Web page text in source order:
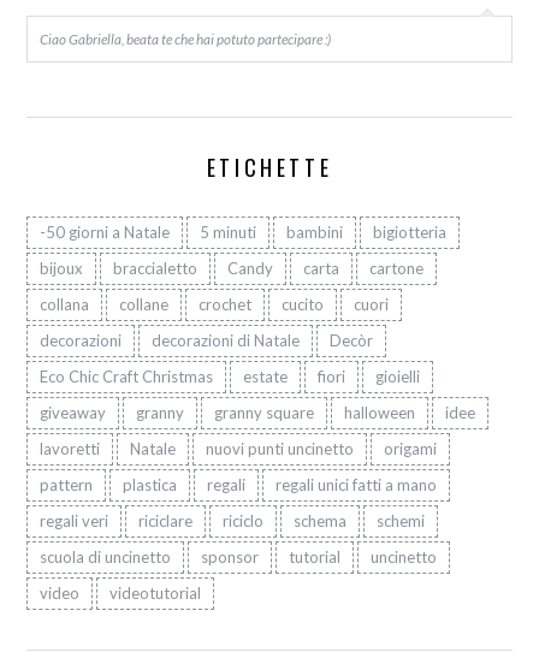
Ciao Gabriella, beata te che hai potuto partecipare :)
ETICHETTE
-50 giorni a Natale 5 minuti bambini
bigiotteria
bijoux
braccialetto Candy carta
cartone
collana
collane crochet cucito
cuori
decorazioni
decorazioni di Natale
Decòr
Eco Chic Craft Christmas
estate fiori
gioielli
giveaway
granny granny square halloween
idee
lavoretti
Natale nuovi punti uncinetto
origami
pattern
plastica regali
regali unici fatti a mano
regali veri
riciclare riciclo schema
schemi
scuola di uncinetto
sponsor tutorial
uncinetto
video
videotutorial